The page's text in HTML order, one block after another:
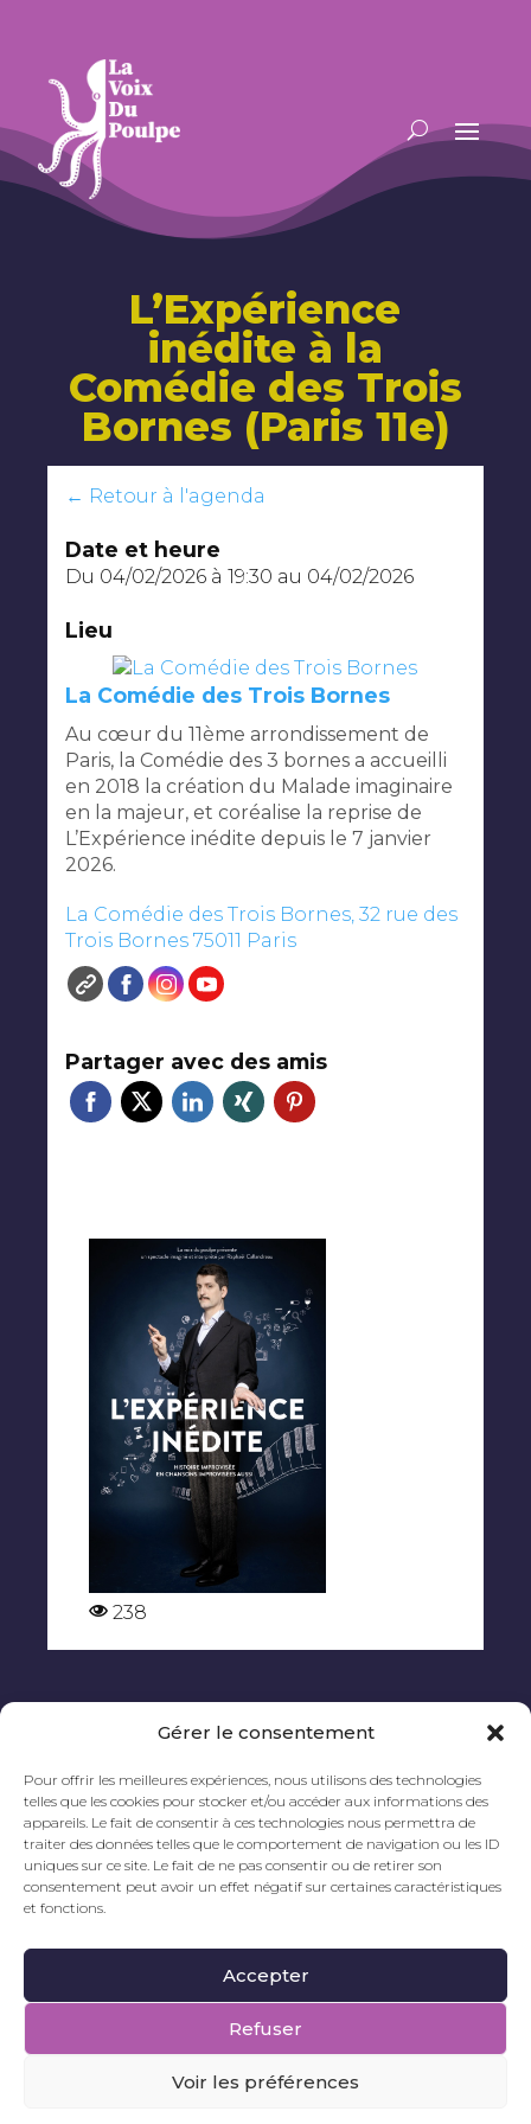
Gérer le consentement
Pour offrir les meilleures expériences, nous utilisons des technologies
telles que les cookies pour stocker et/ou accéder aux informations des
appareils. Le fait de consentir à ces technologies nous permettra de
traiter des données telles que le comportement de navigation ou les ID
uniques sur ce site. Le fait de ne pas consentir ou de retirer son
consentement peut avoir un effet négatif sur certaines caractéristiques
et fonctions.
Accepter
Refuser
Voir les préférences
L’Expérience
inédite à la
Comédie des Trois
Bornes (Paris 11e)
← Retour à l'agenda
Date et heure
Du 04/02/2026 à 19:30 au 04/02/2026
Lieu
La Comédie des Trois Bornes
Au cœur du 11ème arrondissement de
Paris, la Comédie des 3 bornes a accueilli
en 2018 la création du Malade imaginaire
en la majeur, et coréalise la reprise de
L’Expérience inédite depuis le 7 janvier
2026.
La Comédie des Trois Bornes, 32 rue des
Trois Bornes 75011 Paris
Partager avec des amis
238

La voix du poulpe est une compagnie de théâtre musicale |
AUTRIVE, graphiste indépendante de